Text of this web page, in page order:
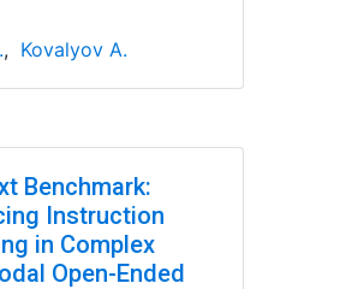
, Kovalyov A.
Benchmark:
Instruction
in Complex
Open-Ended